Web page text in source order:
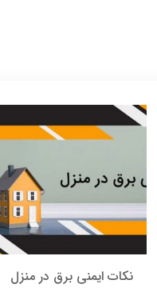
نکات ایمنی برق در منزل